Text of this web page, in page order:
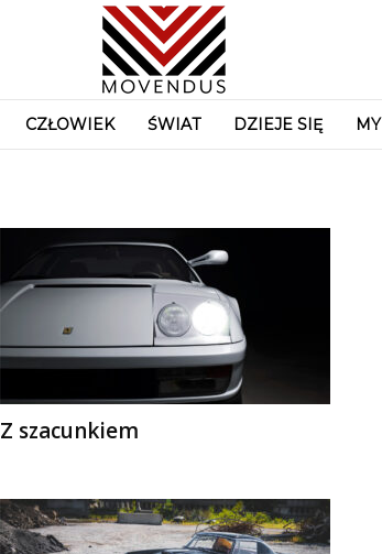
CZŁOWIEK ŚWIAT DZIEJE SIĘ MY
Z szacunkiem